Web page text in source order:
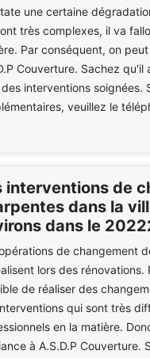
une certaine
très complexes, il va
Par conséquent, on
Couverture. Sachez
interventions soignées.
veuillez le
interventions de
dans la
dans le
de changement
lors des
de réaliser des
qui sont très
en la matière.
à A.S.D.P